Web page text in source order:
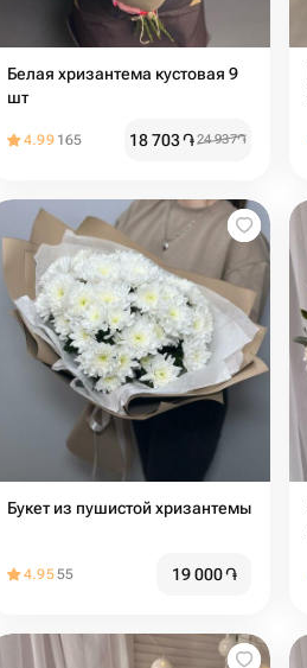
Белая хризантема кустовая 9
шт
4.99 165 18 703֏24 937֏
Букет из пушистой хризантемы
4.9555 19 000֏